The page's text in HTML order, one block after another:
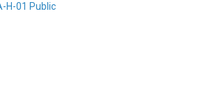
Н-01 Public